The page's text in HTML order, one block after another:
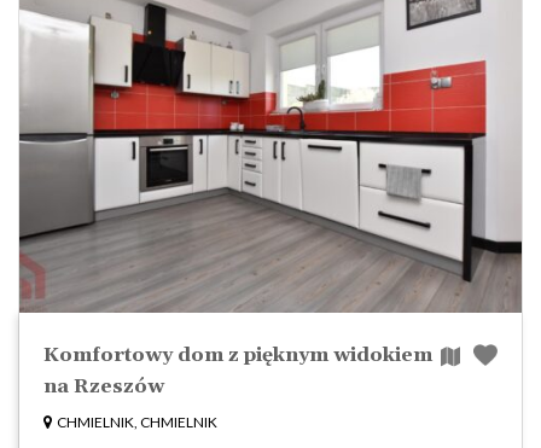
Komfortowy dom z pięknym widokiem
na Rzeszów
CHMIELNIK, CHMIELNIK